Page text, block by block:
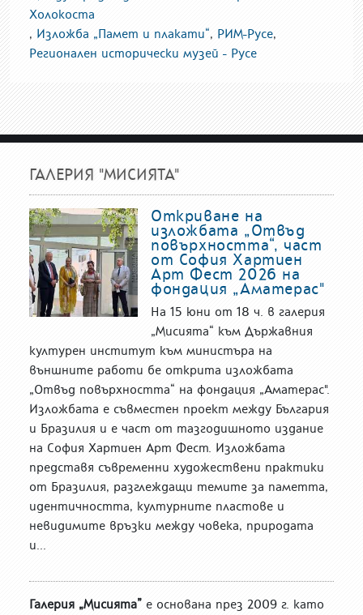
Холокоста
, Изложба „Памет и плакати“, РИМ-Русе,
Регионален исторически музей - Русе
ГАЛЕРИЯ "МИСИЯТА"
Откриване на
изложбата „Отвъд
повърхността“, част
от София Хартиен
Арт Фест 2026 на
фондация „Аматерас"
На 15 юни от 18 ч. в галерия
„Мисията“ към Държавния
културен институт към министъра на
външните работи бе открита изложбата
„Отвъд повърхността“ на фондация „Аматерас".
Изложбата е съвместен проект между България
и Бразилия и е част от тазгодишното издание
на София Хартиен Арт Фест. Изложбата
представя съвременни художествени практики
от Бразилия, разглеждащи темите за паметта,
идентичността, културните пластове и
невидимите връзки между човека, природата
и...
Галерия „Мисията” е основана през 2009 г. като